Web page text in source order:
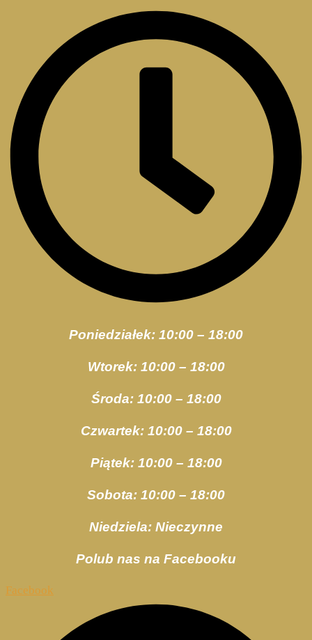
Poniedziałek: 10:00 – 18:00
Wtorek: 10:00 – 18:00
Środa: 10:00 – 18:00
Czwartek: 10:00 – 18:00
Piątek: 10:00 – 18:00
Sobota: 10:00 – 18:00
Niedziela: Nieczynne
Polub nas na Facebooku
Facebook